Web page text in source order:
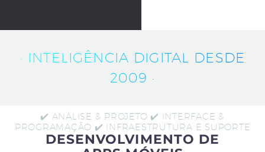
· INTELIGÊNCIA DIGITAL DESDE
2009 ·
✔️ ANÁLISE & PROJETO ✔️ INTERFACE &
PROGRAMAÇÃO ✔️ INFRAESTRUTURA E SUPORTE
DESENVOLVIMENTO DE